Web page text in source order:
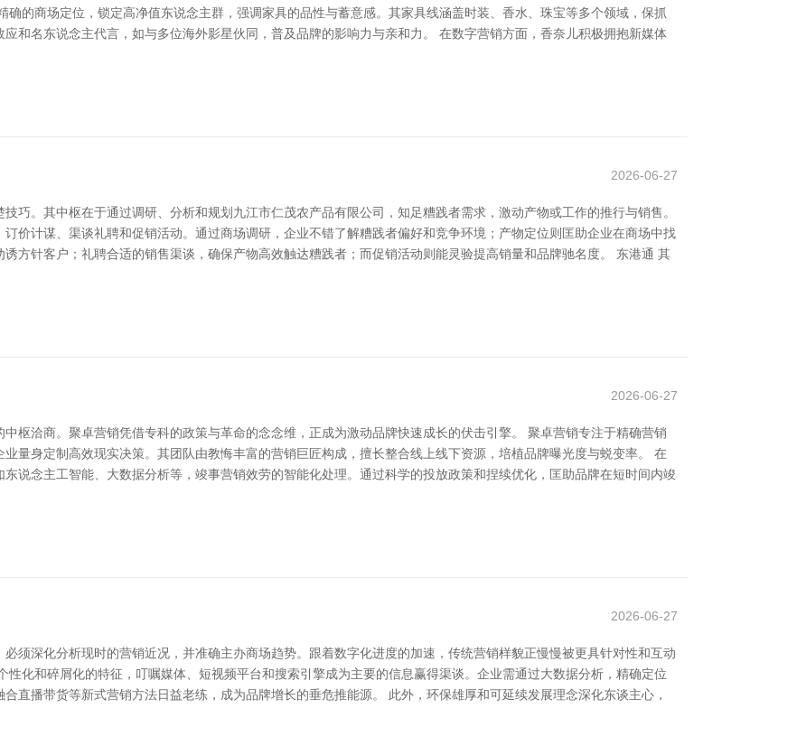
的商场定位，锁定高净值东说念主群，强调家具的品性与蓄意感。其家具线涵盖时装、香水、珠宝等多个领域，保抓
和名东说念主代言，如与多位海外影星伙同，普及品牌的影响力与亲和力。 在数字营销方面，香奈儿积极拥抱新媒体
2026-06-27
巧。其中枢在于通过调研、分析和规划九江市仁茂农产品有限公司，知足糟践者需求，激动产物或工作的推行与销售。
价计谋、渠谈礼聘和促销活动。通过商场调研，企业不错了解糟践者偏好和竞争环境；产物定位则匡助企业在商场中找
方针客户；礼聘合适的销售渠谈，确保产物高效触达糟践者；而促销活动则能灵验提高销量和品牌驰名度。 东港通 其
2026-06-27
枢洽商。聚卓营销凭借专科的政策与革命的念念维，正成为激动品牌快速成长的伏击引擎。 聚卓营销专注于精确营销
量身定制高效现实决策。其团队由教悔丰富的营销巨匠构成，擅长整合线上线下资源，培植品牌曝光度与蜕变率。 在
说念主工智能、大数据分析等，竣事营销效劳的智能化处理。通过科学的投放政策和捏续优化，匡助品牌在短时间内竣
2026-06-27
须深化分析现时的营销近况，并准确主办商场趋势。跟着数字化进度的加速，传统营销样貌正慢慢被更具针对性和互动
化和碎屑化的特征，叮嘱媒体、短视频平台和搜索引擎成为主要的信息赢得渠谈。企业需通过大数据分析，精确定位
直播带货等新式营销方法日益老练，成为品牌增长的垂危推能源。 此外，环保雄厚和可延续发展理念深化东谈主心，